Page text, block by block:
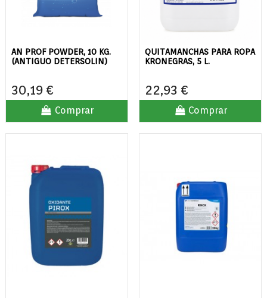
AN PROF POWDER, 10 KG.
(ANTIGUO DETERSOLIN)
30,19 €
Comprar
QUITAMANCHAS PARA ROPA
KRONEGRAS, 5 L.
22,93 €
Comprar